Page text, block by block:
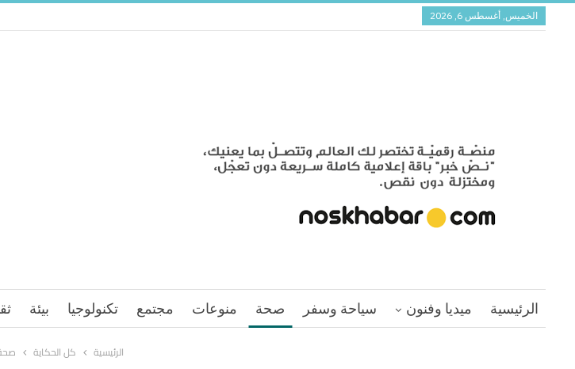
الخميس, أغسطس 6, 2026
الرئيسية ميديا وفنون سياحة وسفر صحة منوعات مجتمع تكنولوجيا بيئة
الرئيسية كل الحكاية